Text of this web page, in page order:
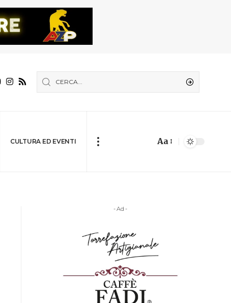
CULTURA ED EVENTI Aa
- Ad -